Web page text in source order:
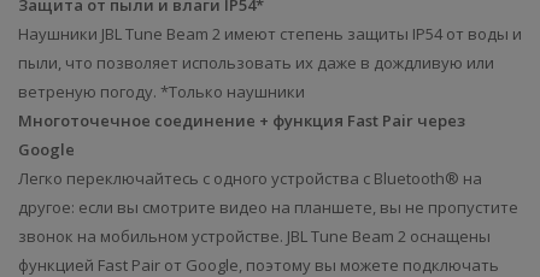
Защита от пыли и влаги IP54*
Наушники JBL Tune Beam 2 имеют степень защиты IP54 от воды и
пыли, что позволяет использовать их даже в дождливую или
ветреную погоду. *Только наушники
Многоточечное соединение + функция Fast Pair через
Google
Легко переключайтесь с одного устройства с Bluetooth® на
другое: если вы смотрите видео на планшете, вы не пропустите
звонок на мобильном устройстве. JBL Tune Beam 2 оснащены
функцией Fast Pair от Google, поэтому вы можете подключать